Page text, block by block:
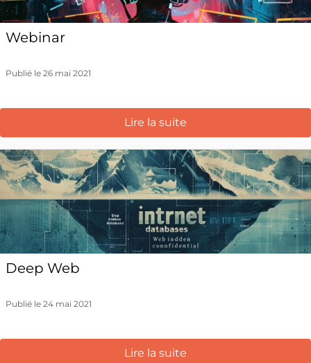
Webinar
Publié le 26 mai 2021
Lire la suite
Deep Web
Publié le 24 mai 2021
Lire la suite